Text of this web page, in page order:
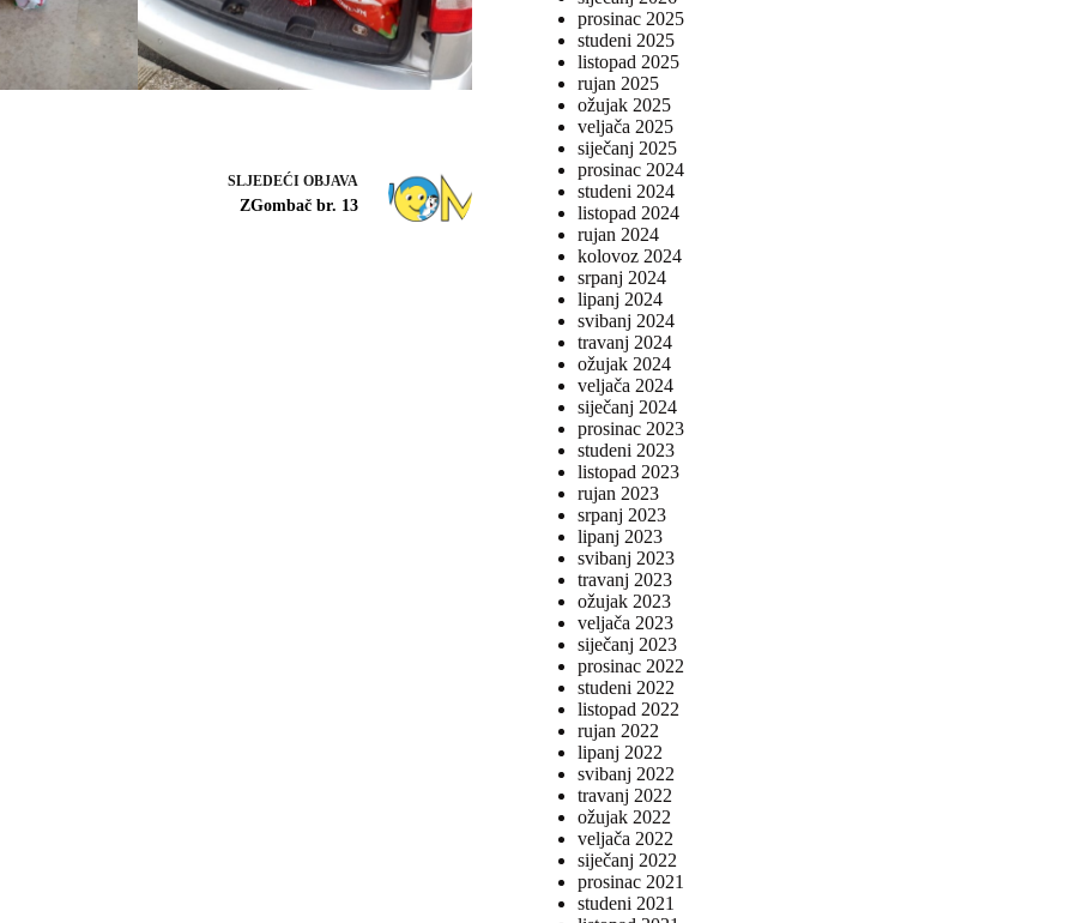
SLJEDEĆI OBJAVA
ZGombač br. 13
prosinac 2025
studeni 2025
listopad 2025
rujan 2025
ožujak 2025
veljača 2025
siječanj 2025
prosinac 2024
studeni 2024
listopad 2024
rujan 2024
kolovoz 2024
srpanj 2024
lipanj 2024
svibanj 2024
travanj 2024
ožujak 2024
veljača 2024
siječanj 2024
prosinac 2023
studeni 2023
listopad 2023
rujan 2023
srpanj 2023
lipanj 2023
svibanj 2023
travanj 2023
ožujak 2023
veljača 2023
siječanj 2023
prosinac 2022
studeni 2022
listopad 2022
rujan 2022
lipanj 2022
svibanj 2022
travanj 2022
ožujak 2022
veljača 2022
siječanj 2022
prosinac 2021
studeni 2021